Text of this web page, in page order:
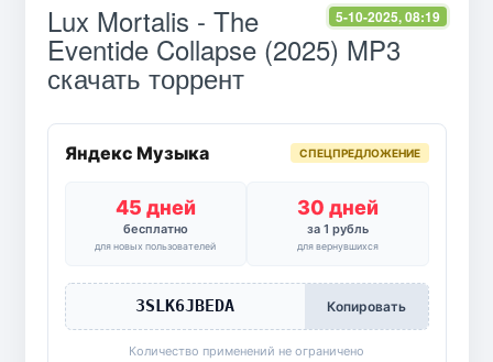
5-10-2025, 08:19
Lux Mortalis - The
Eventide Collapse (2025) MP3
скачать торрент
Яндекс Музыка СПЕЦПРЕДЛОЖЕНИЕ
45 дней
бесплатно
для новых пользователей
30 дней
за 1 рубль
для вернувшихся
3SLK6JBEDA Копировать
Количество применений не ограничено